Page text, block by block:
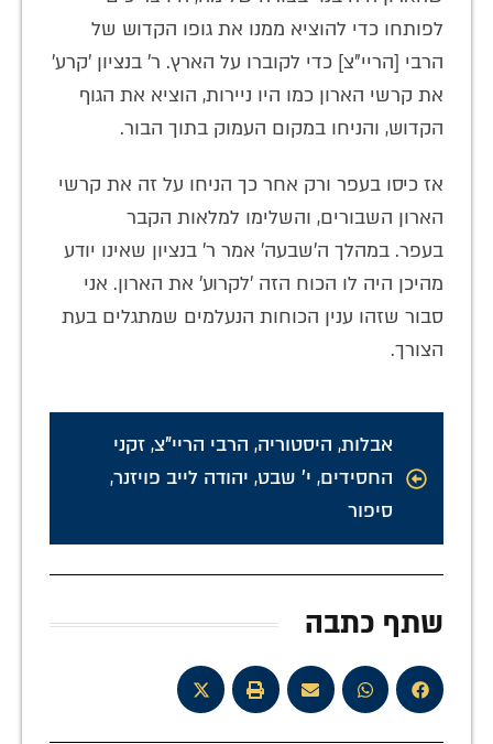
לפותחו כדי להוציא ממנו את גופו הקדוש של
הרבי [הריי"צ] כדי לקוברו על הארץ. ר' בנציון 'קרע'
את קרשי הארון כמו היו ניירות, הוציא את הגוף
הקדוש, והניחו במקום העמוק בתוך הבור.
אז כיסו בעפר ורק אחר כך הניחו על זה את קרשי
הארון השבורים, והשלימו למלאות הקבר
בעפר. במהלך ה'שבעה' אמר ר' בנציון שאינו יודע
מהיכן היה לו הכוח הזה 'לקרוע' את הארון. אני
סבור שזהו ענין הכוחות הנעלמים שמתגלים בעת
הצורך.
אבלות, היסטוריה, הרבי הריי"צ, זקני
החסידים, י' שבט, יהודה לייב פויזנר,
סיפור
שתף כתבה